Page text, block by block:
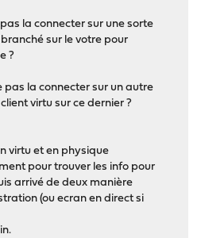
la connecter sur une sorte
sur le votre pour
?
pas la connecter sur un autre
virtu sur ce dernier ?
virtu et en physique
pour trouver les info pour
arrivé de deux manière
(ou ecran en direct si